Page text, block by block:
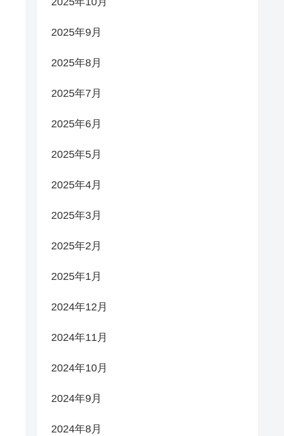
2025年9月
2025年8月
2025年7月
2025年6月
2025年5月
2025年4月
2025年3月
2025年2月
2025年1月
2024年12月
2024年11月
2024年10月
2024年9月
2024年8月